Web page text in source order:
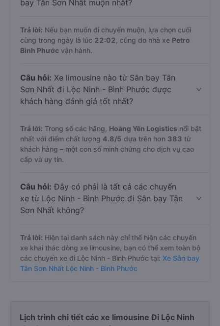
bay Tân Sơn Nhất muộn nhất?
Trả lời: Nếu bạn muốn đi chuyến muộn, lựa chọn cuối
cùng trong ngày là lúc 22:02 , cũng do nhà xe Petro
Bình Phước vận hành.
Câu hỏi: Xe limousine nào từ Sân bay Tân
Sơn Nhất đi Lộc Ninh - Bình Phước được
khách hàng đánh giá tốt nhất?
Trả lời: Trong số các hãng, Hoàng Yến Logistics nổi bật
nhất với điểm chất lượng 4.8/5 dựa trên hơn 383 từ
khách hàng – một con số minh chứng cho dịch vụ cao
cấp và uy tín.
Câu hỏi: Đây có phải là tất cả các chuyến
xe từ Lộc Ninh - Bình Phước đi Sân bay Tân
Sơn Nhất không?
Trả lời: Hiện tại danh sách này chỉ thể hiện các chuyến
xe khai thác dòng xe limousine, bạn có thể xem toàn bộ
các chuyến xe đi Lộc Ninh - Bình Phước tại: Xe Sân bay
Tân Sơn Nhất Lộc Ninh - Bình Phước
Lịch trình chi tiết các xe limousine Đi Lộc Ninh